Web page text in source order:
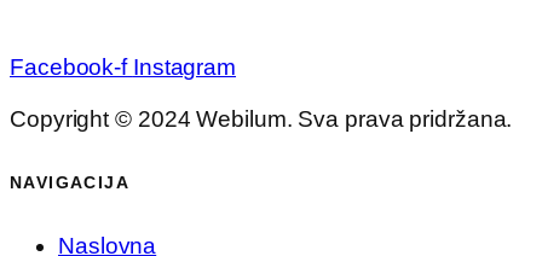
Facebook-f Instagram
Copyright © 2024 Webilum. Sva prava pridržana.
NAVIGACIJA
Naslovna